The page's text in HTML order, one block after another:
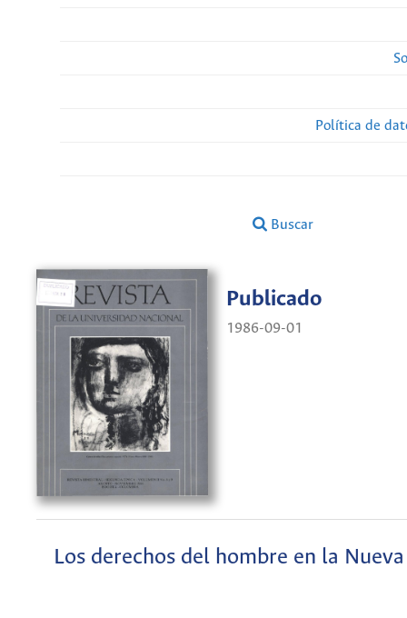
Política de
Buscar
Publicado
1986-09-01
Los derechos del hombre en la